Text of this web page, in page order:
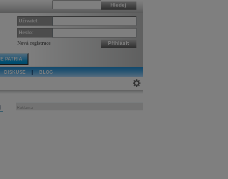
Hledej
Uživatel:
Heslo:
Nová registrace Přihlásit
PATRIA
DISKUSE BLOG
Reklama